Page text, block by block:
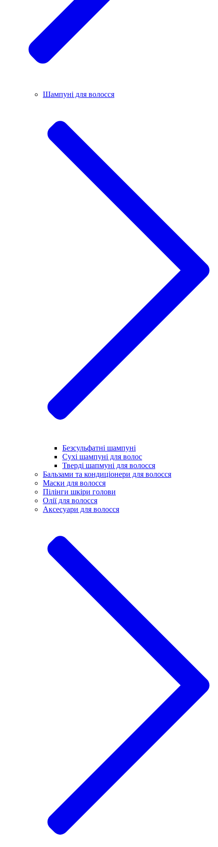
Шампуні для волосся
Безсульфатні шампуні
Сухі шампуні для волос
Тверді шапмуні для волосся
Бальзами та кондиціонери для волосся
Маски для волосся
Пілінги шкіри голови
Олії для волосся
Аксесуари для волосся